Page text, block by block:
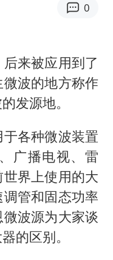
公司“上四休三”但要降薪1000元
广岛核爆81周年央视播《奥本海默》
来对中国无影响
感
朱雨玲晋级WTT横滨冠军赛女单八强
“中国蔬菜之乡”最高温达41.8℃
约未来
0
来被应用到了
波的地方称作
发源地。
各种微波装置
广播电视、雷
界上使用的大
管和固态功率
波源为大家谈
的区别。